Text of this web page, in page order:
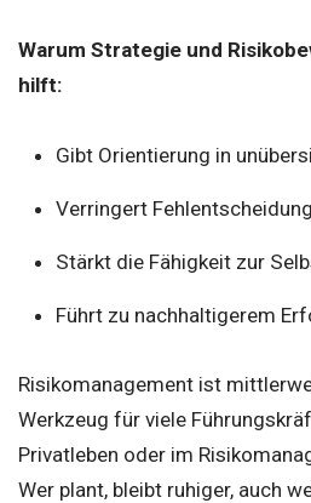
Warum Strategie und
hilft:
Gibt Orientierung in
Verringert
Stärkt die Fähigkeit zur
Führt zu nachhaltigerem
Risikomanagement ist
Werkzeug für viele
Privatleben oder im
Wer plant, bleibt ruhiger, auch